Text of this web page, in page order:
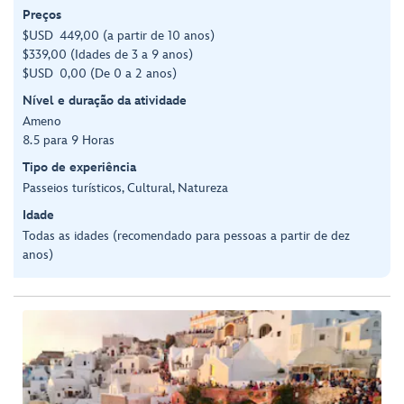
Preços
$USD 449,00 (a partir de 10 anos)
$339,00 (Idades de 3 a 9 anos)
$USD 0,00 (De 0 a 2 anos)
Nível e duração da atividade
Ameno
8.5 para 9 Horas
Tipo de experiência
Passeios turísticos, Cultural, Natureza
Idade
Todas as idades (recomendado para pessoas a partir de dez
anos)